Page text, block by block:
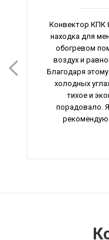
Конвектор КПК
находка для
обогревом
воздух и
Благодаря
холодных
тихое и
порадовало.
рекомендую